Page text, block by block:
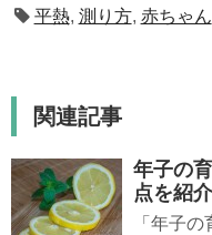
平熱, 測り方, 赤ちゃん
関連記事
年子の
点を紹介
「年子